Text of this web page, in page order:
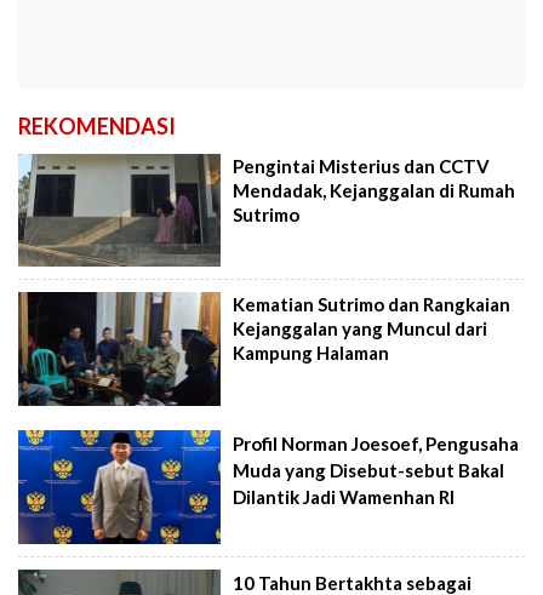
REKOMENDASI
Pengintai Misterius dan CCTV
Mendadak, Kejanggalan di Rumah
Sutrimo
Kematian Sutrimo dan Rangkaian
Kejanggalan yang Muncul dari
Kampung Halaman
Profil Norman Joesoef, Pengusaha
Muda yang Disebut-sebut Bakal
Dilantik Jadi Wamenhan RI
10 Tahun Bertakhta sebagai